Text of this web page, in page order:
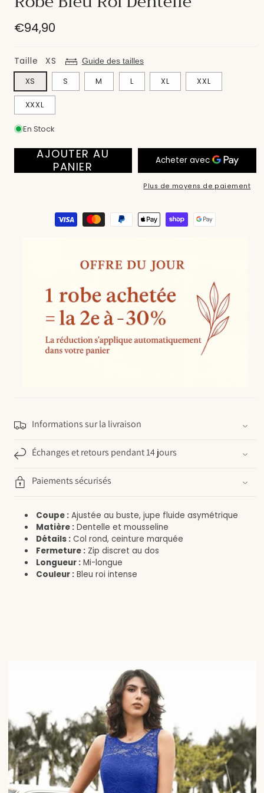
modale
Prix
habituel
€94,90
Taille XS Guide des tailles
XS S M L XL XXL
XXXL
En Stock
AJOUTER AU
PANIER
Plus de moyens de paiement
Informations sur la livraison
Échanges et retours pendant 14 jours
Paiements sécurisés
Coupe : Ajustée au buste, jupe fluide asymétrique
Matière : Dentelle et mousseline
Détails : Col rond, ceinture marquée
Fermeture : Zip discret au dos
Longueur : Mi-longue
Couleur : Bleu roi intense